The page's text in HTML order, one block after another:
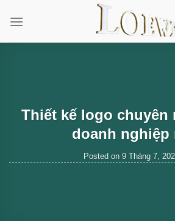
Thiết kế logo chuyên
doanh nghiệp
Posted on 9 Tháng 7,